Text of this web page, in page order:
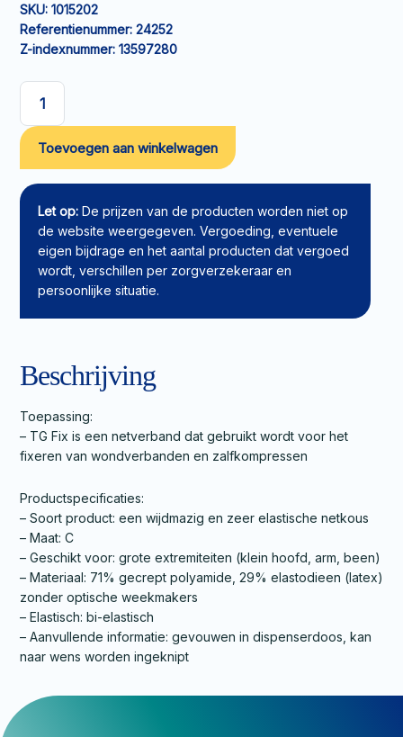
SKU: 1015202
Referentienummer: 24252
Z-indexnummer: 13597280
Netverband
TG
maat
C
25m
aantal
Toevoegen aan winkelwagen
Let op: De prijzen van de producten worden niet op
de website weergegeven. Vergoeding, eventuele
eigen bijdrage en het aantal producten dat vergoed
wordt, verschillen per zorgverzekeraar en
persoonlijke situatie.
Beschrijving
Toepassing:
– TG Fix is een netverband dat gebruikt wordt voor het
fixeren van wondverbanden en zalfkompressen
Productspecificaties:
– Soort product: een wijdmazig en zeer elastische netkous
– Maat: C
– Geschikt voor: grote extremiteiten (klein hoofd, arm, been)
– Materiaal: 71% gecrept polyamide, 29% elastodieen (latex)
zonder optische weekmakers
– Elastisch: bi-elastisch
– Aanvullende informatie: gevouwen in dispenserdoos, kan
naar wens worden ingeknipt